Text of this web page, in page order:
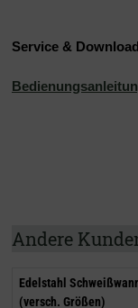
Service &
Andere
Edelstahl
(versch. Größen)